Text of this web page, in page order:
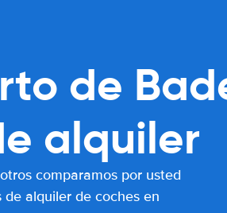
de
alquiler
comparamos por usted
alquiler de coches en